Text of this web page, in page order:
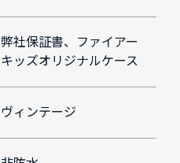
弊社保証書、ファイアー
キッズオリジナルケース
ヴィンテージ